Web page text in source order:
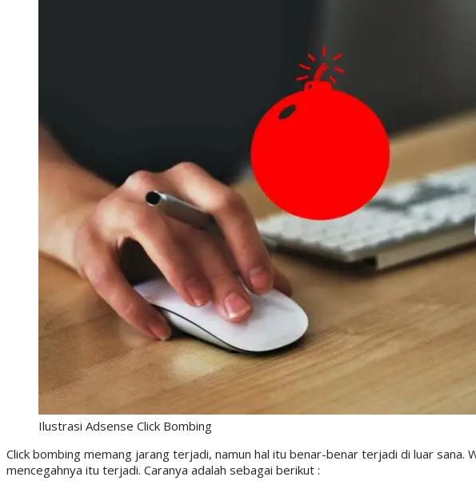
Ilustrasi Adsense Click Bombing
Click bombing memang jarang terjadi, namun hal itu benar-benar terjadi di luar sana.
mencegahnya itu terjadi. Caranya adalah sebagai berikut :